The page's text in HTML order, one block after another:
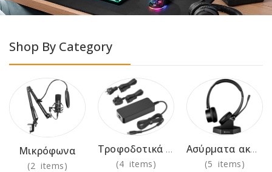
Shop By Category
Μικρόφωνα
(2 items)
Τροφοδοτικά 230V
(4 items)
Ασύρματα ακουστικά για χρήση στο γραφείο
(5 items)